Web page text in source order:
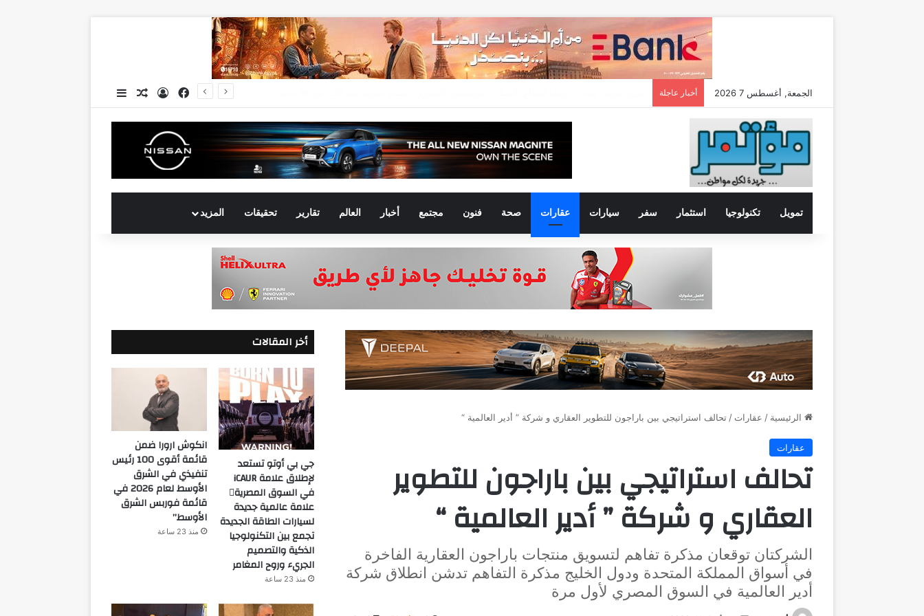
الجمعة, أغسطس 7 2026 أخبار عاجلة فيسبوكتسجيل الدخول
مقال عشوائي
إضافة عمود جانبي
تمويل تكنولوجيا استثمار سفر سيارات عقارات صحة فنون مجتمع أخبار العالم تقارير تحقيقات المزيد
الرئيسية / عقارات / تحالف استراتيجي بين باراجون للتطوير العقاري و شركة ” أدير العالمية “
عقارات
تحالف استراتيجي بين باراجون للتطوير
العقاري و شركة ” أدير العالمية “
الشركتان توقعان مذكرة تفاهم لتسويق منتجات باراجون العقارية الفاخرة
في أسواق المملكة المتحدة ودول الخليج مذكرة التفاهم تدشن انطلاق شركة
أدير العالمية في السوق المصري لأول مرة
أخر المقالات
جي بي أوتو تستعد
لإطلاق علامة iCAUR
في السوق المصرية
علامة عالمية جديدة
لسيارات الطاقة الجديدة
تجمع بين التكنولوجيا
الذكية والتصميم
الجريء وروح المغامر
منذ 23 ساعة
انكوش ارورا ضمن
قائمة أقوى 100 رئيس
تنفيذي في الشرق
الأوسط لعام 2026 في
قائمة فوربس الشرق
الأوسط”
منذ 23 ساعة